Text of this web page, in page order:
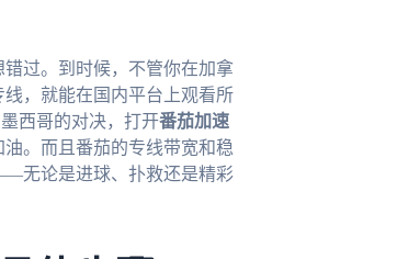
过。到时候，不管你在加拿
线，就能在国内平台上观看所
西哥的对决，打开番茄加速
。而且番茄的专线带宽和稳
无论是进球、扑救还是精彩